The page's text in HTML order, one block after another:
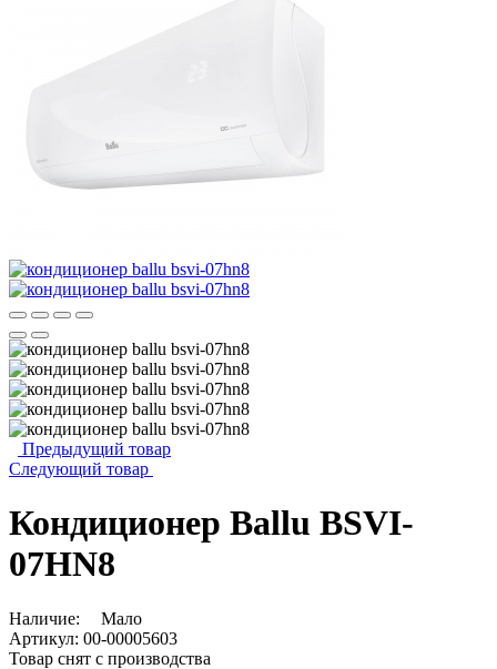
Предыдущий товар
Следующий товар
Кондиционер Ballu BSVI-
07HN8
Наличие:
Мало
Артикул: 00-00005603
Товар снят с производства